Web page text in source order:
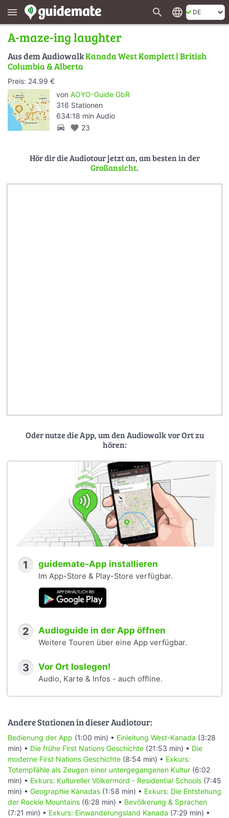
menu search language
A-maze-ing laughter
Aus dem AudiowalkKanada West Komplett | British
Columbia & Alberta
Preis: 24.99 €
von AOYO-Guide GbR
316 Stationen
634:18 min Audio
directions_car favorite 23
Hör dir die Audiotour jetzt an, am besten in der
Großansicht.
Oder nutze die App, um den Audiowalk vor Ort zu
hören:
1 guidemate-App installieren
Im App-Store & Play-Store verfügbar.
2 Audioguide in der App öffnen
Weitere Touren über eine App verfügbar.
3 Vor Ort loslegen!
Audio, Karte & Infos - auch offline.
Andere Stationen in dieser Audiotour:
Bedienung der App (1:00 min) • Einleitung West-Kanada (3:28
min) • Die frühe First Nations Geschichte (21:53 min) • Die
moderne First Nations Geschichte (8:54 min) • Exkurs:
Totempfähle als Zeugen einer untergegangenen Kultur (6:02
min) • Exkurs: Kultureller Völkermord - Residential Schools (7:45
min) • Geographie Kanadas (1:58 min) • Exkurs: Die Entstehung
der Rockie Mountains (6:28 min) • Bevölkerung & Sprachen
(7:21 min) • Exkurs: Einwanderungsland Kanada (7:29 min) •